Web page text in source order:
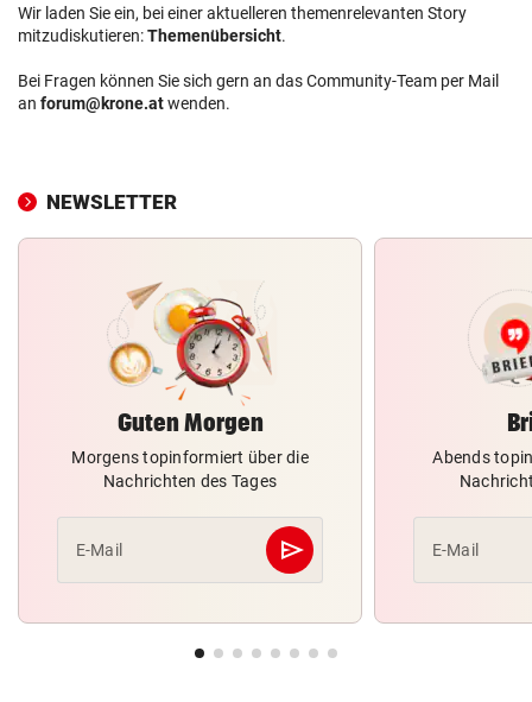
Wir laden Sie ein, bei einer aktuelleren themenrelevanten Story
mitzudiskutieren:Themenübersicht.
Bei Fragen können Sie sich gern an das Community-Team per Mail
an forum@krone.atwenden.
NEWSLETTER
Guten Morgen
Morgens topinformiert über die
Nachrichten des Tages
E-Mail send
Abschicken
Abends
E-Mail